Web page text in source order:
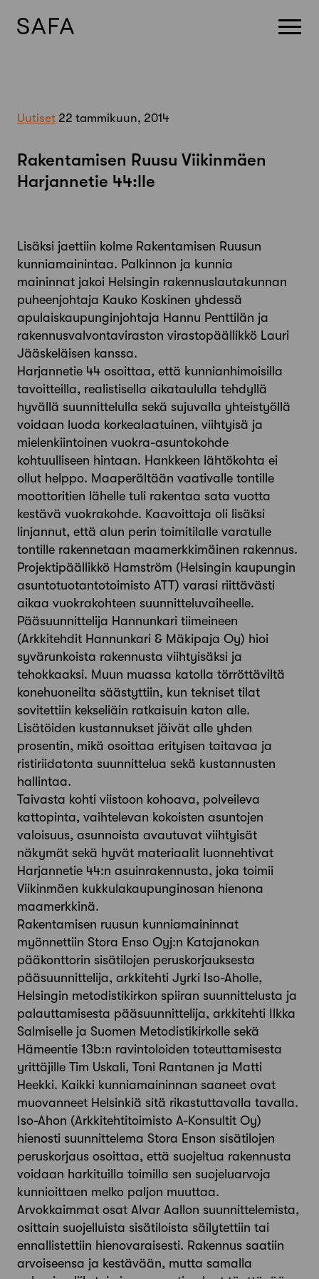
Uutiset 22 tammikuun, 2014
Rakentamisen Ruusu Viikinmäen
Harjannetie 44:lle
Lisäksi jaettiin kolme Rakentamisen Ruusun
kunniamainintaa. Palkinnon ja kunnia
maininnat jakoi Helsingin rakennuslautakunnan
puheenjohtaja Kauko Koskinen yhdessä
apulaiskaupunginjohtaja Hannu Penttilän ja
rakennusvalvontaviraston virastopäällikkö Lauri
Jääskeläisen kanssa.
Harjannetie 44 osoittaa, että kunnianhimoisilla
tavoitteilla, realistisella aikataululla tehdyllä
hyvällä suunnittelulla sekä sujuvalla yhteistyöllä
voidaan luoda korkealaatuinen, viihtyisä ja
mielenkiintoinen vuokra-asuntokohde
kohtuulliseen hintaan. Hankkeen lähtökohta ei
ollut helppo. Maaperältään vaativalle tontille
moottoritien lähelle tuli rakentaa sata vuotta
kestävä vuokrakohde. Kaavoittaja oli lisäksi
linjannut, että alun perin toimitilalle varatulle
tontille rakennetaan maamerkkimäinen rakennus.
Projektipäällikkö Hamström (Helsingin kaupungin
asuntotuotantotoimisto ATT) varasi riittävästi
aikaa vuokrakohteen suunnitteluvaiheelle.
Pääsuunnittelija Hannunkari tiimeineen
(Arkkitehdit Hannunkari & Mäkipaja Oy) hioi
syvärunkoista rakennusta viihtyisäksi ja
tehokkaaksi. Muun muassa katolla törröttäviltä
konehuoneilta säästyttiin, kun tekniset tilat
sovitettiin kekseliäin ratkaisuin katon alle.
Lisätöiden kustannukset jäivät alle yhden
prosentin, mikä osoittaa erityisen taitavaa ja
ristiriidatonta suunnittelua sekä kustannusten
hallintaa.
Taivasta kohti viistoon kohoava, polveileva
kattopinta, vaihtelevan kokoisten asuntojen
valoisuus, asunnoista avautuvat viihtyisät
näkymät sekä hyvät materiaalit luonnehtivat
Harjannetie 44:n asuinrakennusta, joka toimii
Viikinmäen kukkulakaupunginosan hienona
maamerkkinä.
Rakentamisen ruusun kunniamaininnat
myönnettiin Stora Enso Oyj:n Katajanokan
pääkonttorin sisätilojen peruskorjauksesta
pääsuunnittelija, arkkitehti Jyrki Iso-Aholle,
Helsingin metodistikirkon spiiran suunnittelusta ja
palauttamisesta pääsuunnittelija, arkkitehti Ilkka
Salmiselle ja Suomen Metodistikirkolle sekä
Hämeentie 13b:n ravintoloiden toteuttamisesta
yrittäjille Tim Uskali, Toni Rantanen ja Matti
Heekki. Kaikki kunniamaininnan saaneet ovat
muovanneet Helsinkiä sitä rikastuttavalla tavalla.
Iso-Ahon (Arkkitehtitoimisto A-Konsultit Oy)
hienosti suunnittelema Stora Enson sisätilojen
peruskorjaus osoittaa, että suojeltua rakennusta
voidaan harkituilla toimilla sen suojeluarvoja
kunnioittaen melko paljon muuttaa.
Arvokkaimmat osat Alvar Aallon suunnittelemista,
osittain suojelluista sisätiloista säilytettiin tai
ennallistettiin hienovaraisesti. Rakennus saatiin
arvoiseensa ja kestävään, mutta samalla